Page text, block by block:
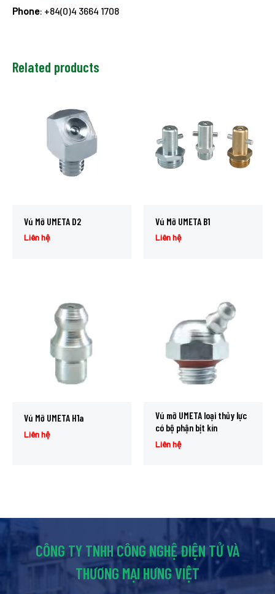
Phone: +84(0)4 3664 1708
Related products
Vú Mỡ UMETA D2
Liên hệ
Vú Mỡ UMETA B1
Liên hệ
Vú Mỡ UMETA H1a
Liên hệ
Vú mỡ UMETA loại thủy lực
có bộ phận bịt kín
Liên hệ
CÔNG TY TNHH CÔNG NGHỆ ĐIỆN TỬ VÀ
THƯƠNG MẠI HƯNG VIỆT